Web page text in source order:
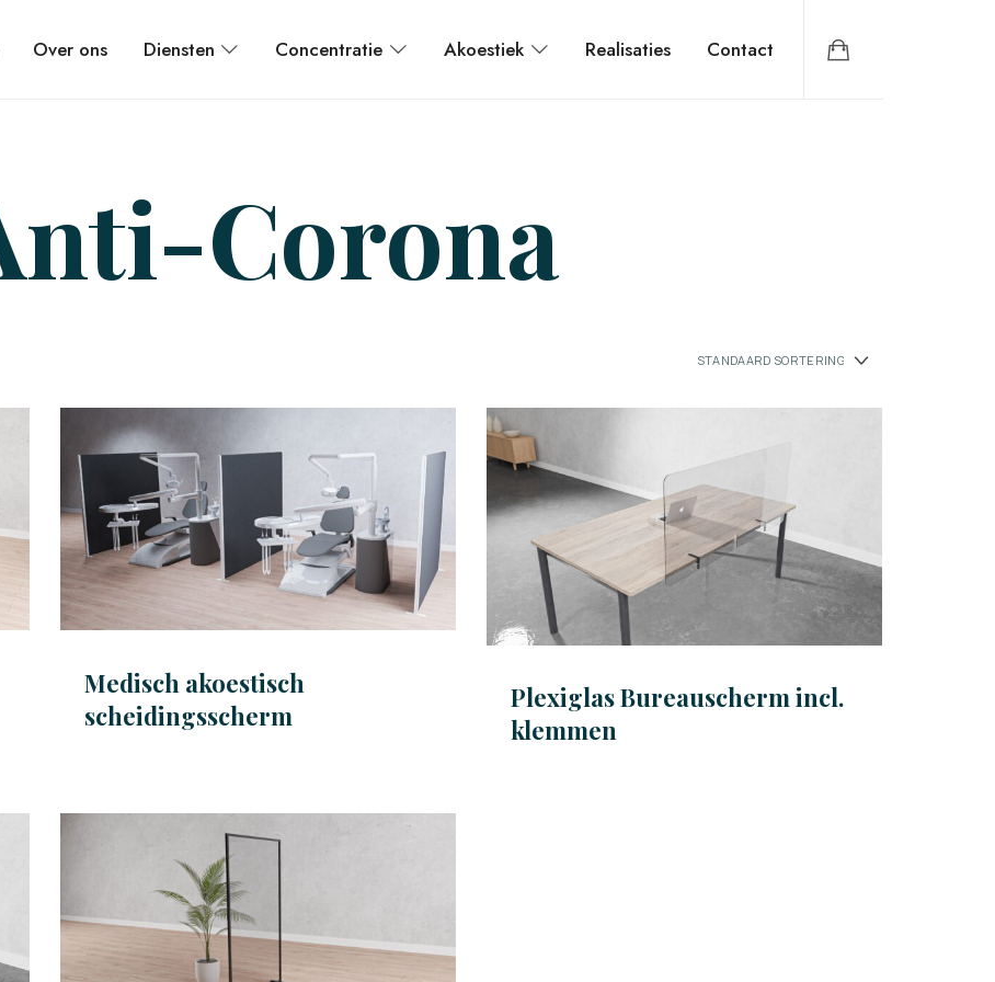
Over ons Diensten Concentratie Akoestiek Realisaties Contact
Corona
Medisch akoestisch
scheidingsscherm
Plexiglas Bureauscherm incl.
klemmen